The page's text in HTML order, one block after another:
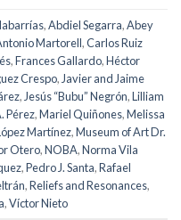
,Abdiel Segarra,Abey
Martorell,Carlos Ruiz
,Frances Gallardo,Héctor
Crespo, Javier and Jaime
, Jesús “Bubu” Negrón,Lilliam
Pérez,Mariel Quiñones,Melissa
Martínez,Museum of Art Dr.
Otero,NOBA,Norma Vila
,Pedro J. Santa,Rafael
,Reliefs and Resonances,
,Víctor Nieto